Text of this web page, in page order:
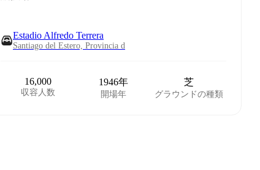
Estadio Alfredo Terrera
Santiago del Estero, Provincia d
16,000
収容人数
1946年
開場年
芝
グラウンドの種類